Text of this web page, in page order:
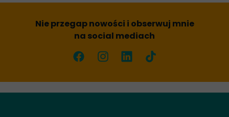
Nie przegap nowości i obserwuj mnie
na social mediach